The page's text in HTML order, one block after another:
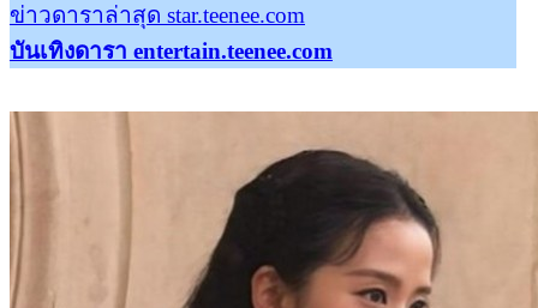
ข่าวดาราล่าสุด star.teenee.com
บันเทิงดารา entertain.teenee.com